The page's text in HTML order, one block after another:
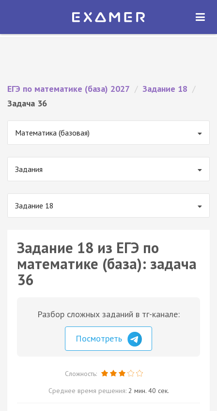
Экзамер — ЕГЭ 2027
ОТКРЫТЬ
ЕГЭ по математике (база) 2027 / Задание 18 /
Задача 36
Математика (базовая)
Задания
Задание 18
Задание 18 из ЕГЭ по
математике (база): задача
36
Разбор сложных заданий в тг-канале:
Посмотреть
Сложность:
Среднее время решения: 2 мин. 40 сек.